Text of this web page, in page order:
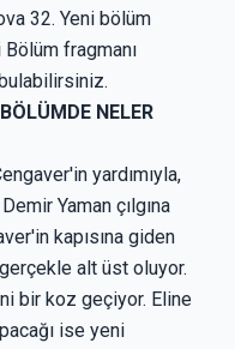
32. Yeni bölüm
Bölüm fragmanı
NELER
yardımıyla,
Yaman çılgına
kapısına giden
alt üst oluyor.
bir koz geçiyor. Eline
ise yeni